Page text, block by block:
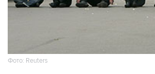
Фото: Reuters